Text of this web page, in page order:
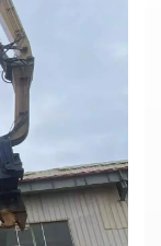
打桩臂